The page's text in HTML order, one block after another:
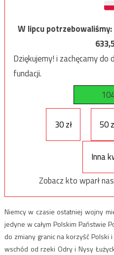
W lipcu potrzebowaliśmy:
Dziękujemy! i zachęcamy
fundacji.
30 zł 50
Inna
Zobacz kto wparł
Niemcy w czasie ostatniej wojny
jedyne w całym Polskim Państwie
do zmiany granic na korzyść
wschód od rzeki Odry i Nysy